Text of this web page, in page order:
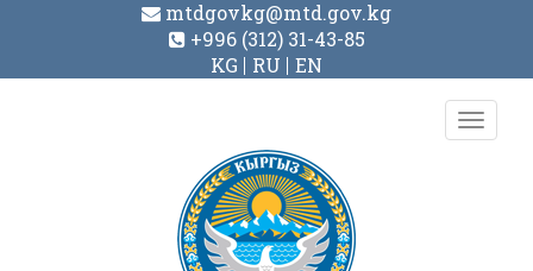
mtdgovkg@mtd.gov.kg
+996 (312) 31-43-85
KG
RU EN
Toggle